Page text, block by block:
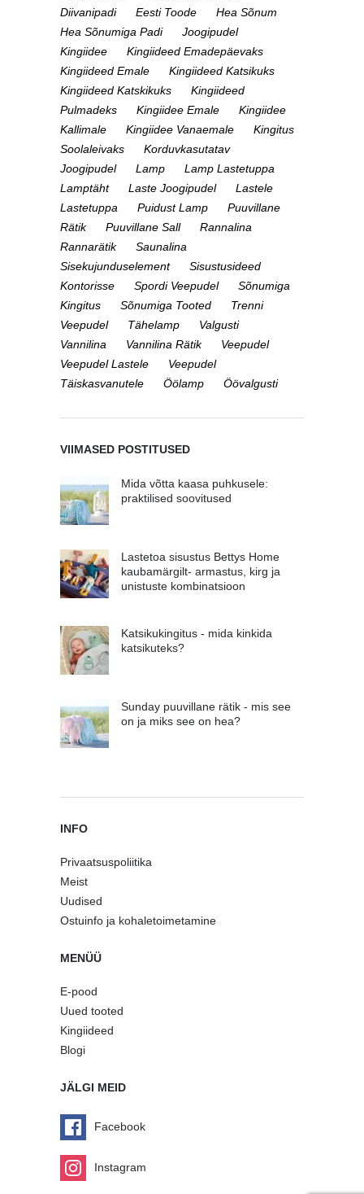
Diivanipadi
Eesti Toode
Hea Sõnum
Hea Sõnumiga Padi
Joogipudel
Kingiidee
Kingiideed Emadepäevaks
Kingiideed Emale
Kingiideed Katsikuks
Kingiideed Katskikuks
Kingiideed
Pulmadeks
Kingiidee Emale
Kingiidee
Kallimale
Kingiidee Vanaemale
Kingitus
Soolaleivaks
Korduvkasutatav
Joogipudel
Lamp
Lamp Lastetuppa
Lamptäht
Laste Joogipudel
Lastele
Lastetuppa
Puidust Lamp
Puuvillane
Rätik
Puuvillane Sall
Rannalina
Rannarätik
Saunalina
Sisekujunduselement
Sisustusideed
Kontorisse
Spordi Veepudel
Sõnumiga
Kingitus
Sõnumiga Tooted
Trenni
Veepudel
Tähelamp
Valgusti
Vannilina
Vannilina Rätik
Veepudel
Veepudel Lastele
Veepudel
Täiskasvanutele
Öölamp Öövalgusti
VIIMASED POSTITUSED
Mida võtta kaasa puhkusele:
praktilised soovitused
Lastetoa sisustus Bettys Home
kaubamärgilt- armastus, kirg ja
unistuste kombinatsioon
Katsikukingitus - mida kinkida
katsikuteks?
Sunday puuvillane rätik - mis see
on ja miks see on hea?
INFO
Privaatsuspoliitika
Meist
Uudised
Ostuinfo ja kohaletoimetamine
MENÜÜ
E-pood
Uued tooted
Kingiideed
Blogi
JÄLGI MEID
Facebook
Instagram